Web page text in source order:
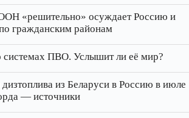
«решительно» осуждает Россию и
гражданским районам
системах ПВО. Услышит ли её мир?
из Беларуси в Россию в июле
— источники